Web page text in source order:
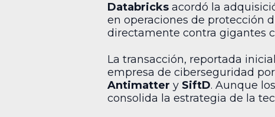
Databricks acordó la
en operaciones de protección
directamente contra gigantes
La transacción, reportada
empresa de ciberseguridad
Antimatter y SiftD. Aunque
consolida la estrategia de la